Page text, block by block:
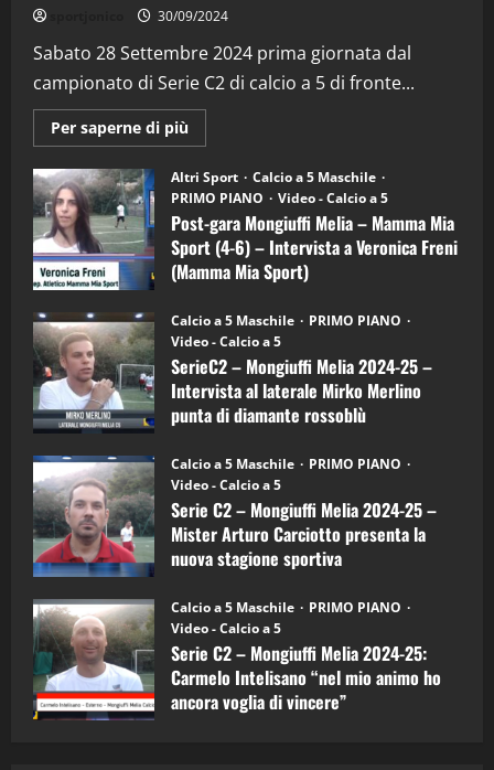
30/09/2024
Sabato 28 Settembre 2024 prima giornata dal
campionato di Serie C2 di calcio a 5 di fronte...
Per saperne di più
informazioni
Post-
gara
Mongiuffi
Melia
–
Mamma
Mia
Sport
6)
–
Intervista
a
mister
Arturo
Carciotto
(Mongiuffi
Altri Sport
Calcio a 5 Maschile
PRIMO PIANO
Video - Calcio a 5
Post-gara Mongiuffi Melia – Mamma Mia
Sport (4-6) – Intervista a Veronica Freni
(Mamma Mia Sport)
Calcio a 5 Maschile
PRIMO PIANO
Video - Calcio a 5
SerieC2 – Mongiuffi Melia 2024-25 –
Intervista al laterale Mirko Merlino
punta di diamante rossoblù
Calcio a 5 Maschile
PRIMO PIANO
Video - Calcio a 5
Serie C2 – Mongiuffi Melia 2024-25 –
Mister Arturo Carciotto presenta la
nuova stagione sportiva
Calcio a 5 Maschile
PRIMO PIANO
Video - Calcio a 5
Serie C2 – Mongiuffi Melia 2024-25:
Carmelo Intelisano “nel mio animo ho
ancora voglia di vincere”
2
“SportEmpire” in Podcast: 29^ Puntata
(Martedi 28 Aprile 2026)
28/04/2026
3
"SportEmpire" in Podcast
“SportEmpire” in Podcast: 28^ Puntata
(Martedi 21 Aprile 2026)
21/04/2026
4
“SportEmpire” in Podcast: 27^ Puntata
(Martedi 14 Aprile 2026)
15/04/2026
5
“SportEmpire” in Podcast: 26^ Puntata
(Martedi 07 Aprile 2026)
08/04/2026
1
“SportEmpire” in Podcast: 30^ Puntata
(Martedi 05 Maggio 2026)
08/05/2026